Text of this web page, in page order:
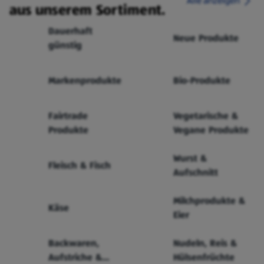
aus unserem Sortiment.
Dauerhaft
günstig
Neue Produkte
Markenprodukte Bio-Produkte
Fairtrade
Produkte
Vegetarische &
Vegane Produkte
Fleisch & Fisch
Wurst &
Aufschnitt
Käse
Milchprodukte &
Eier
Backwaren,
Aufstriche &
Nudeln, Reis &
Hülsenfrüchte